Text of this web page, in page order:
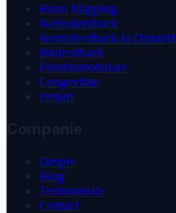
Brain Mapping
Neurofeedback
Neurofeedback la Distanță
Biofeedback
Fotobiomodulare
Longevitate
Prețuri
Companie
Despre
Blog
Testimoniale
Contact